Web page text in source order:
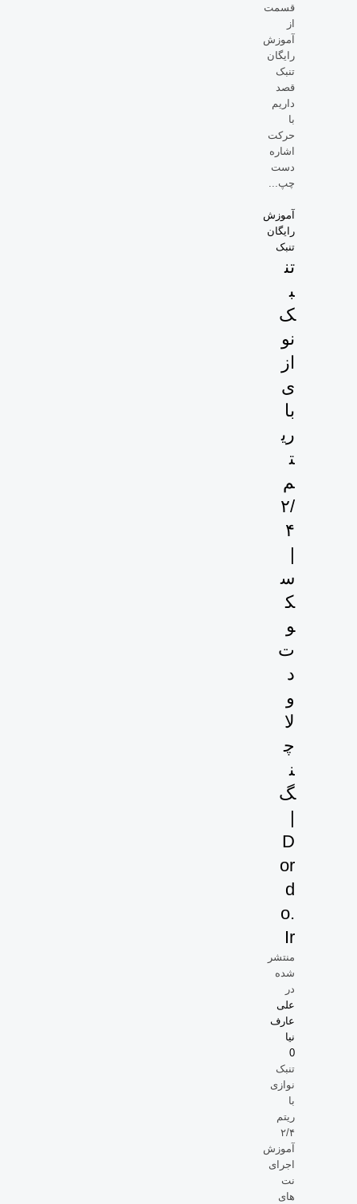
قسمت
از
آموزش
رایگان
تنبک
قصد
داریم
با
حرکت
اشاره
دست
چپ...
آموزش
رایگان
تنبک
تن
ب
ک
نو
از
ی
با
ری
ت
م
۲/
۴
|
س
ک
و
ت
د
و
لا
چ
ن
گ
|
D
Or
D
O.
Ir
منتشر
شده
در
علی
عارف
نیا
0
تنبک
نوازی
با
ریتم
۲/۴
آموزش
اجرای
نت
های